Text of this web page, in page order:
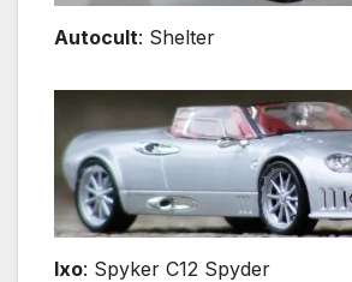
Autocult: Shelter
Ixo: Spyker C12 Spyder